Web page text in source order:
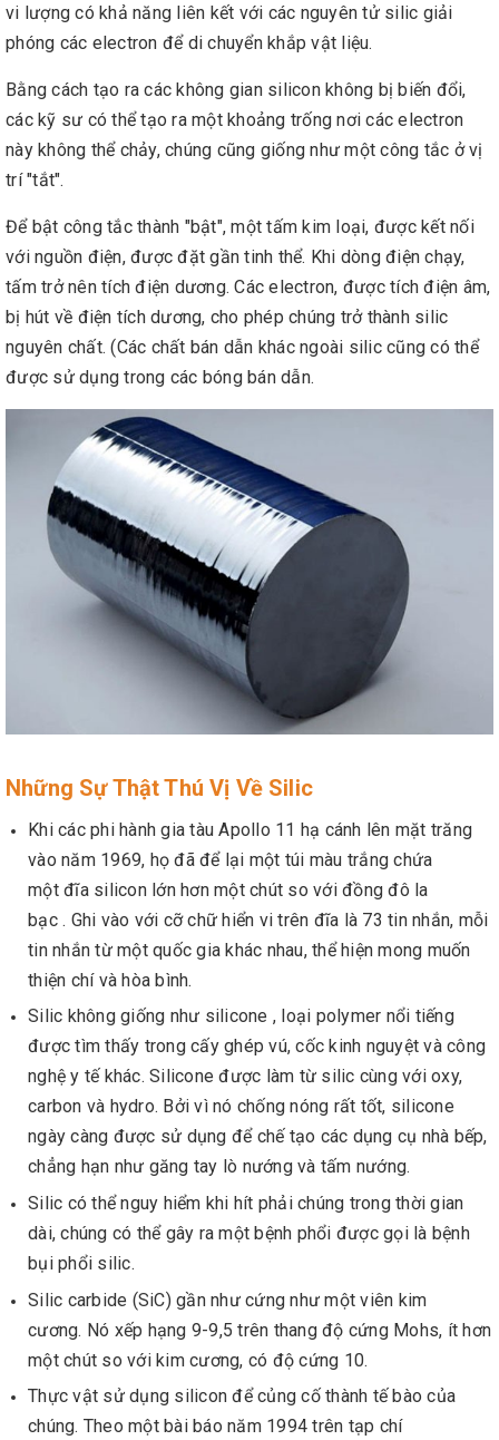
vi lượng có khả năng liên kết với các nguyên tử silic giải
phóng các electron để di chuyển khắp vật liệu.
Bằng cách tạo ra các không gian silicon không bị biến đổi,
các kỹ sư có thể tạo ra một khoảng trống nơi các electron
này không thể chảy, chúng cũng giống như một công tắc ở vị
trí "tắt".
Để bật công tắc thành "bật", một tấm kim loại, được kết nối
với nguồn điện, được đặt gần tinh thể. Khi dòng điện chạy,
tấm trở nên tích điện dương. Các electron, được tích điện âm,
bị hút về điện tích dương, cho phép chúng trở thành silic
nguyên chất. (Các chất bán dẫn khác ngoài silic cũng có thể
được sử dụng trong các bóng bán dẫn.
Những Sự Thật Thú Vị Về Silic
Khi các phi hành gia tàu Apollo 11 hạ cánh lên mặt trăng
vào năm 1969, họ đã để lại một túi màu trắng chứa
một đĩa silicon lớn hơn một chút so với đồng đô la
bạc . Ghi vào với cỡ chữ hiển vi trên đĩa là 73 tin nhắn, mỗi
tin nhắn từ một quốc gia khác nhau, thể hiện mong muốn
thiện chí và hòa bình.
Silic không giống như silicone , loại polymer nổi tiếng
được tìm thấy trong cấy ghép vú, cốc kinh nguyệt và công
nghệ y tế khác. Silicone được làm từ silic cùng với oxy,
carbon và hydro. Bởi vì nó chống nóng rất tốt, silicone
ngày càng được sử dụng để chế tạo các dụng cụ nhà bếp,
chẳng hạn như găng tay lò nướng và tấm nướng.
Silic có thể nguy hiểm khi hít phải chúng trong thời gian
dài, chúng có thể gây ra một bệnh phổi được gọi là bệnh
bụi phổi silic.
Silic carbide (SiC) gần như cứng như một viên kim
cương. Nó xếp hạng 9-9,5 trên thang độ cứng Mohs, ít hơn
một chút so với kim cương, có độ cứng 10.
Thực vật sử dụng silicon để củng cố thành tế bào của
chúng. Theo một bài báo năm 1994 trên tạp chí